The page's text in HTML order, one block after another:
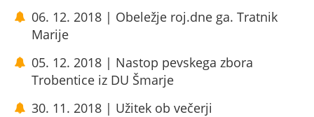
06. 12. 2018 | Obeležje roj.dne ga. Tratnik
Marije
05. 12. 2018 | Nastop pevskega zbora
Trobentice iz DU Šmarje
30. 11. 2018 | Užitek ob večerji